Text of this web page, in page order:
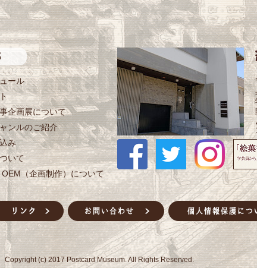
ール
企画展について
ンルのご紹介
み
いて
（企画制作）について
Copyright (c) 2017 Postcard Museum. All Rights Reserved.